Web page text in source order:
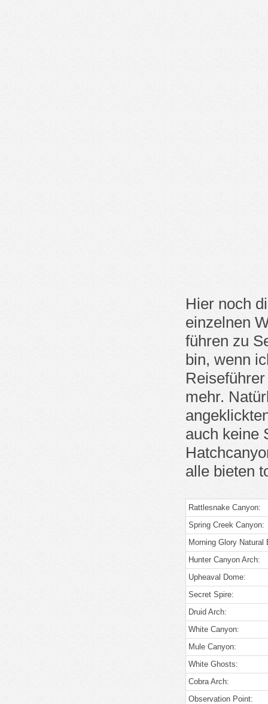
Hier noch
einzelnen
führen zu
bin, wenn
mehr.
auch keine
alle bieten
Rattlesnake Canyon:
Spring Creek Canyon:
Morning Glory Natural
Hunter Canyon Arch:
Upheaval Dome:
Secret Spire:
Druid Arch:
White Canyon:
Mule Canyon:
White Ghosts:
Cobra Arch:
Observation Point: